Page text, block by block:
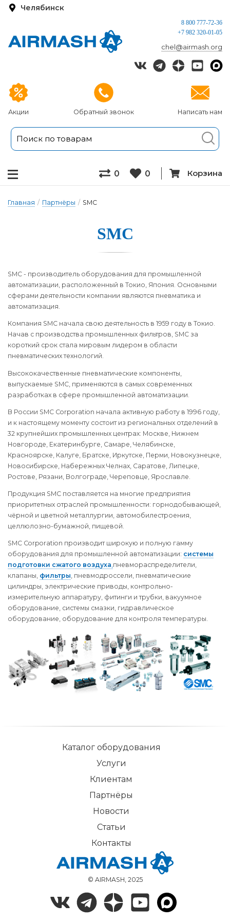
Челябинск
Акции Обратный звонок Написать нам
8 800 777-72-36
+7 982 320-01-05
chel@airmash.org
0 0 Корзина
Главная / Партнёры / SMC
SMC
SMC - производитель оборудования для промышленной
автоматизации, расположенный в Токио, Япония. Основными
сферами деятельности компании являются пневматика и
автоматизация.
Компания SMC начала свою деятельность в 1959 году в Токио.
Начав с производства промышленных фильтров, SMC за
короткий срок стала мировым лидером в области
пневматических технологий.
Высококачественные пневматические компоненты,
выпускаемые SMC, применяются в самых современных
разработках в сфере промышленной автоматизации.
В России SMC Corporation начала активную работу в 1996 году,
и к настоящему моменту состоит из региональных отделений в
32 крупнейших промышленных центрах: Москве, Нижнем
Новгороде, Екатеринбурге, Самаре, Челябинске,
Красноярске, Калуге, Братске, Иркутске, Перми, Новокузнецке,
Новосибирске, Набережных Челнах, Саратове, Липецке,
Ростове, Рязани, Волгограде, Череповце, Ярославле.
Продукция SMC поставляется на многие предприятия
приоритетных отраслей промышленности: горнодобывающей,
чёрной и цветной металлургии, автомобилестроения,
целлюлозно-бумажной, пищевой.
SMC Corporation производит широкую и полную гамму
оборудования для промышленной автоматизации: системы
подготовки сжатого воздуха,пневмораспределители,
клапаны, фильтры, пневмодроссели, пневматические
цилиндры, электрические приводы, контрольно-
измерительную аппаратуру, фитинги и трубки, вакуумное
оборудование, системы смазки, гидравлическое
оборудование, оборудование для контроля температуры.
© AIRMASH, 2025
Каталог оборудования
Услуги
Клиентам
Партнёры
Новости
Статьи
Контакты